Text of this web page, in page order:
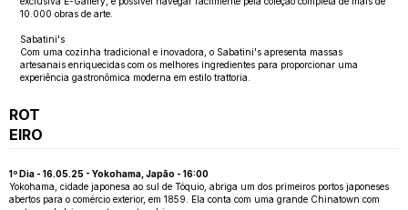
10.000 obras de arte.
Sabatini's
Com uma cozinha tradicional e inovadora, o Sabatini's apresenta massas
artesanais enriquecidas com os melhores ingredientes para proporcionar uma
experiência gastronômica moderna em estilo trattoria.
ROT
EIRO
1º Dia - 16.05.25 - Yokohama, Japão - 16:00
Yokohama, cidade japonesa ao sul de Tóquio, abriga um dos primeiros portos japoneses
abertos para o comércio exterior, em 1859. Ela conta com uma grande Chinatown com